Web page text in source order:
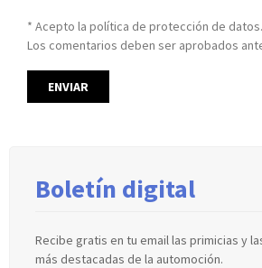
* Acepto la política de protección de datos.
Los comentarios deben ser aprobados
Boletín digital
Recibe gratis en tu email las primicias y
más destacadas de la automoción.